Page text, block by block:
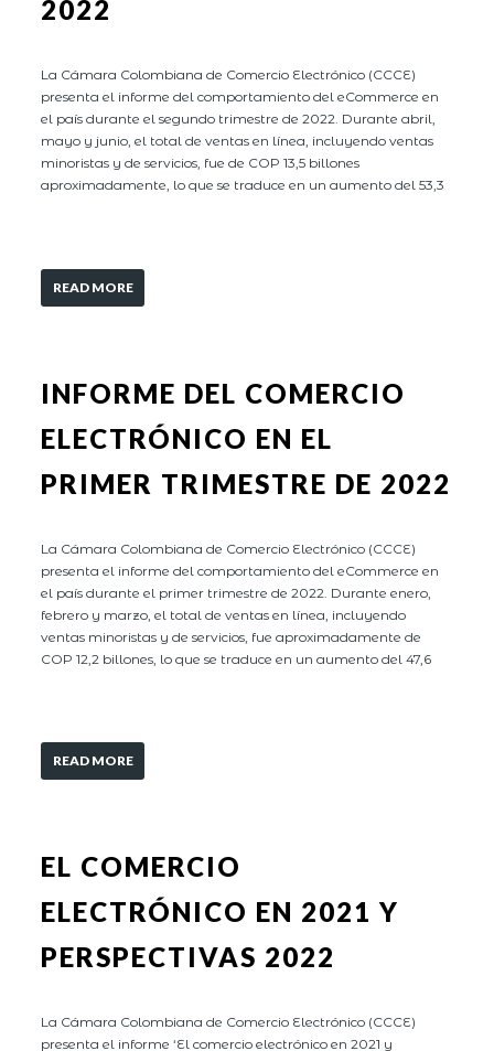
2022
La Cámara Colombiana de Comercio Electrónico (CCCE)
presenta el informe del comportamiento del eCommerce en
el país durante el segundo trimestre de 2022. Durante abril,
mayo y junio, el total de ventas en línea, incluyendo ventas
minoristas y de servicios, fue de COP 13,5 billones
aproximadamente, lo que se traduce en un aumento del 53,3
READ MORE
INFORME DEL COMERCIO
ELECTRÓNICO EN EL
PRIMER TRIMESTRE DE 2022
La Cámara Colombiana de Comercio Electrónico (CCCE)
presenta el informe del comportamiento del eCommerce en
el país durante el primer trimestre de 2022. Durante enero,
febrero y marzo, el total de ventas en línea, incluyendo
ventas minoristas y de servicios, fue aproximadamente de
COP 12,2 billones, lo que se traduce en un aumento del 47,6
READ MORE
EL COMERCIO
ELECTRÓNICO EN 2021 Y
PERSPECTIVAS 2022
La Cámara Colombiana de Comercio Electrónico (CCCE)
presenta el informe ‘El comercio electrónico en 2021 y